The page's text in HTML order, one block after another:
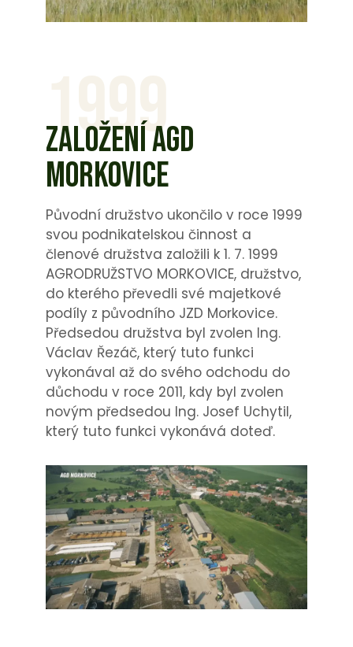
1999
ZALOŽENÍ AGD
MORKOVICE
Původní družstvo ukončilo v roce 1999
svou podnikatelskou činnost a
členové družstva založili k 1. 7. 1999
AGRODRUŽSTVO MORKOVICE, družstvo,
do kterého převedli své majetkové
podíly z původního JZD Morkovice.
Předsedou družstva byl zvolen Ing.
Václav Řezáč, který tuto funkci
vykonával až do svého odchodu do
důchodu v roce 2011, kdy byl zvolen
novým předsedou Ing. Josef Uchytil,
který tuto funkci vykonává doteď.